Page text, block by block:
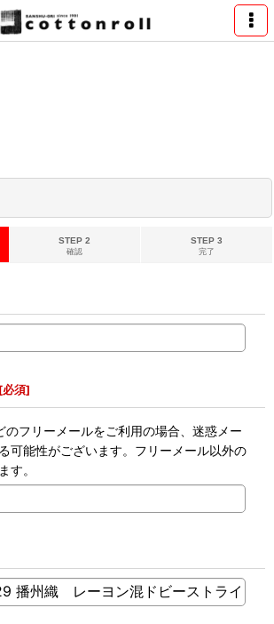
STEP 2
確認
STEP 3
完了
[必須]
のフリーメールをご利用の場合、迷惑メー
可能性がございます。フリーメール以外の
す。